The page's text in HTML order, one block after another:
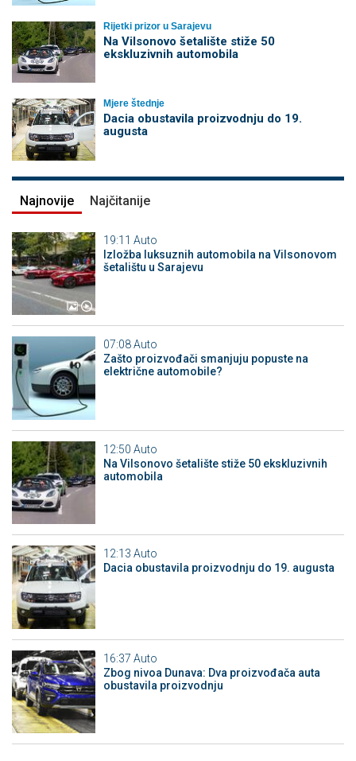
Rijetki prizor u Sarajevu
Na Vilsonovo šetalište stiže 50
ekskluzivnih automobila
Mjere štednje
Dacia obustavila proizvodnju do 19.
augusta
Najnovije Najčitanije
19:11 Auto
Izložba luksuznih automobila na Vilsonovom
šetalištu u Sarajevu
07:08Auto
Zašto proizvođači smanjuju popuste na
električne automobile?
12:50 Auto
Na Vilsonovo šetalište stiže 50 ekskluzivnih
automobila
12:13 Auto
Dacia obustavila proizvodnju do 19. augusta
16:37 Auto
Zbog nivoa Dunava: Dva proizvođača auta
obustavila proizvodnju